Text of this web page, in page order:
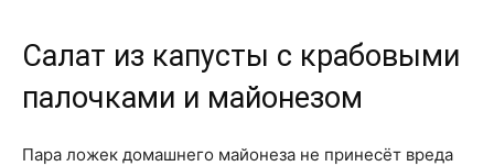
Салат из капусты с крабовыми
палочками и майонезом
Пара ложек домашнего майонеза не принесёт вреда